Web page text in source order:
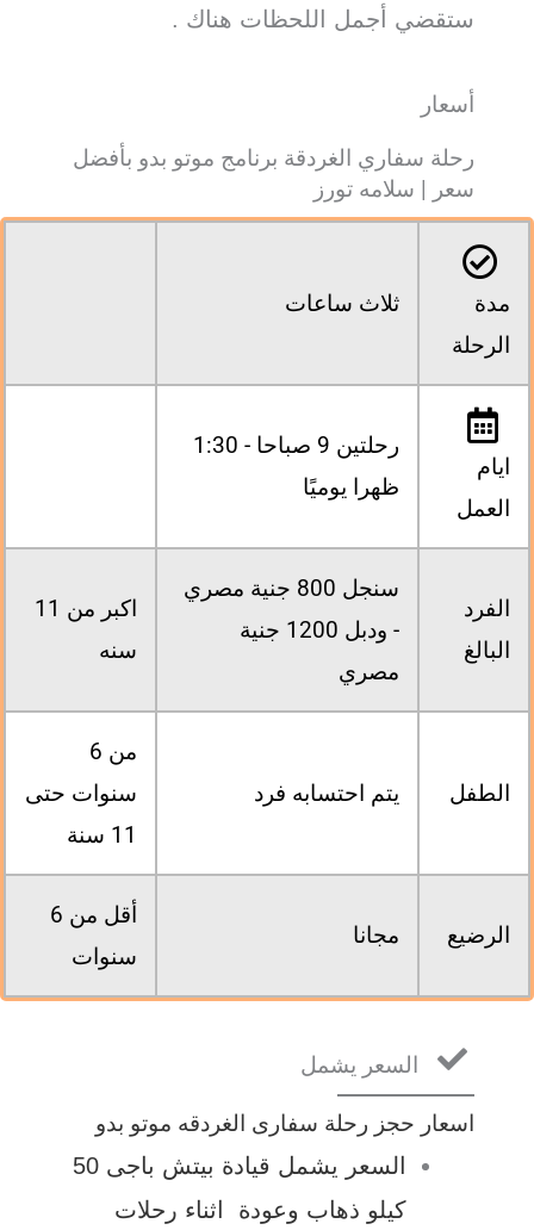
ستقضي أجمل اللحظات هناك .
أسعار
رحلة سفاري الغردقة برنامج موتو بدو بأفضل
سعر | سلامه تورز
مدة
الرحلة
ثلاث ساعات
ايام
العمل
رحلتين 9 صباحا - 1:30
ظهرا يوميًا
الفرد
البالغ
سنجل 800 جنية مصري
- ودبل 1200 جنية
مصري
اكبر من 11
سنه
الطفل يتم احتسابه فرد
من 6
سنوات حتى
11 سنة
الرضيع مجانا
أقل من 6
سنوات
السعر يشمل
اسعار حجز رحلة سفارى الغردقه موتو بدو
السعر يشمل قيادة بيتش باجى 50
كيلو ذهاب وعودة اثناء رحلات